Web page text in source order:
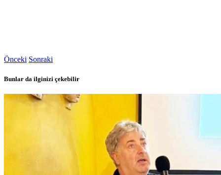
Önceki Sonraki
Bunlar da ilginizi çekebilir